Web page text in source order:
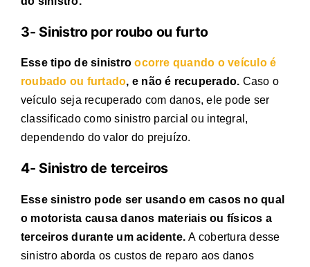
3- Sinistro por roubo ou furto
Esse tipo de sinistroocorre quando o veículo é
roubado ou furtado, e não é recuperado. Caso o
veículo seja recuperado com danos, ele pode ser
classificado como sinistro parcial ou integral,
dependendo do valor do prejuízo.
4- Sinistro de terceiros
Esse sinistro pode ser usando em casos no qual
o motorista causa danos materiais ou físicos a
terceiros durante um acidente.A cobertura desse
sinistro aborda os custos de reparo aos danos